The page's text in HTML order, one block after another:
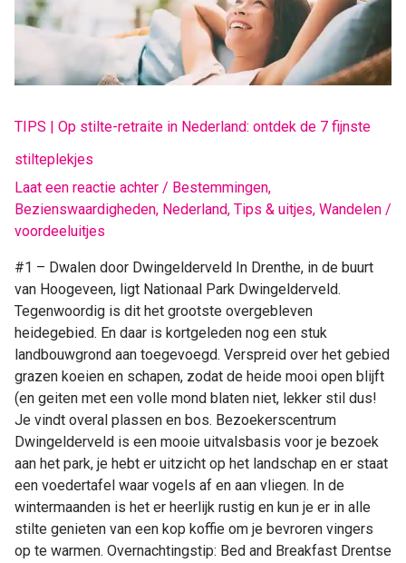
TIPS | Op stilte-retraite in Nederland: ontdek de 7 fijnste
stilteplekjes
Laat een reactie achter / Bestemmingen,
Bezienswaardigheden, Nederland, Tips & uitjes, Wandelen /
voordeeluitjes
#1 – Dwalen door Dwingelderveld In Drenthe, in de buurt
van Hoogeveen, ligt Nationaal Park Dwingelderveld.
Tegenwoordig is dit het grootste overgebleven
heidegebied. En daar is kortgeleden nog een stuk
landbouwgrond aan toegevoegd. Verspreid over het gebied
grazen koeien en schapen, zodat de heide mooi open blijft
(en geiten met een volle mond blaten niet, lekker stil dus!
Je vindt overal plassen en bos. Bezoekerscentrum
Dwingelderveld is een mooie uitvalsbasis voor je bezoek
aan het park, je hebt er uitzicht op het landschap en er staat
een voedertafel waar vogels af en aan vliegen. In de
wintermaanden is het er heerlijk rustig en kun je er in alle
stilte genieten van een kop koffie om je bevroren vingers
op te warmen. Overnachtingstip: Bed and Breakfast Drentse
Op
stilte-
in
ontdek
7
fijnste
stilteplekjes